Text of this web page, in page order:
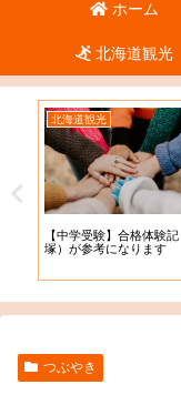
ホーム
北海道観光
北海道観光
【中学受験】合格体験
塚）が参考になります
つぶやき